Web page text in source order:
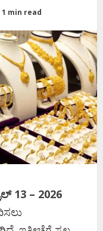
1 min read
13 – 2026